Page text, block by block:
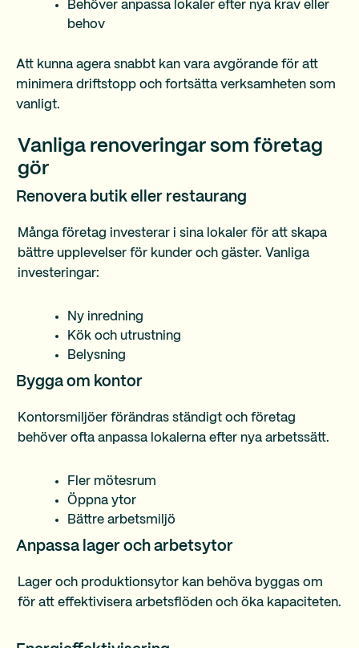
Behöver anpassa lokaler efter nya krav eller
behov
Att kunna agera snabbt kan vara avgörande för att
minimera driftstopp och fortsätta verksamheten som
vanligt.
Vanliga renoveringar som företag
gör
Renovera butik eller restaurang
Många företag investerar i sina lokaler för att skapa
bättre upplevelser för kunder och gäster. Vanliga
investeringar:
Ny inredning
Kök och utrustning
Belysning
Bygga om kontor
Kontorsmiljöer förändras ständigt och företag
behöver ofta anpassa lokalerna efter nya arbetssätt.
Fler mötesrum
Öppna ytor
Bättre arbetsmiljö
Anpassa lager och arbetsytor
Lager och produktionsytor kan behöva byggas om
för att effektivisera arbetsflöden och öka kapaciteten.